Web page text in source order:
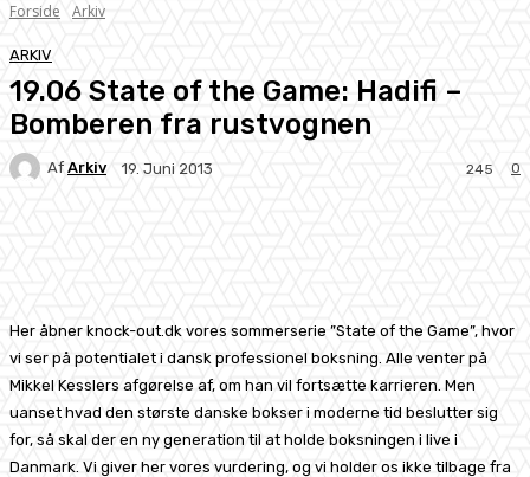
Forside Arkiv
ARKIV
19.06 State of the Game: Hadifi –
Bomberen fra rustvognen
Af Arkiv 19. Juni 2013 0
245
Her åbner knock-out.dk vores sommerserie ”State of the Game”, hvor
vi ser på potentialet i dansk professionel boksning. Alle venter på
Mikkel Kesslers afgørelse af, om han vil fortsætte karrieren. Men
uanset hvad den største danske bokser i moderne tid beslutter sig
for, så skal der en ny generation til at holde boksningen i live i
Danmark. Vi giver her vores vurdering, og vi holder os ikke tilbage fra